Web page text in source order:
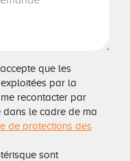
que les
par la
recontacter par
dans le cadre de ma
de protections des
sont